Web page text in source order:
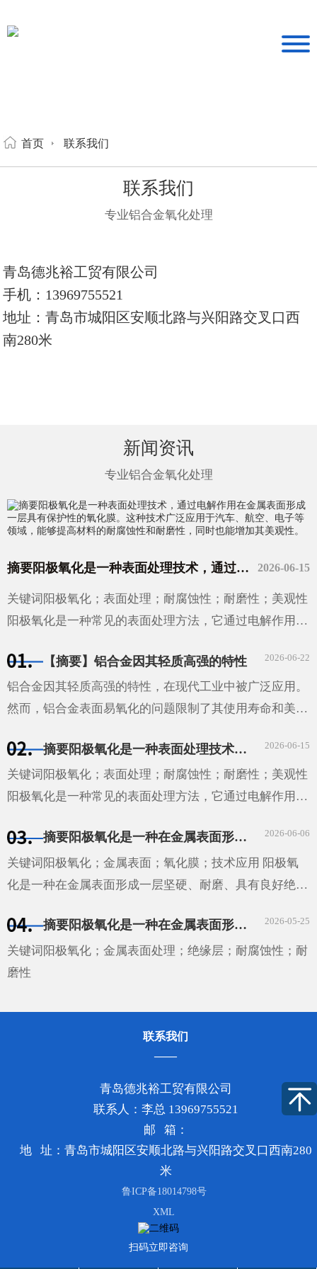
首页 联系我们
联系我们
专业铝合金氧化处理
青岛德兆裕工贸有限公司
手机：13969755521
地址：青岛市城阳区安顺北路与兴阳路交叉口西
南280米
新闻资讯
专业铝合金氧化处理
2026-06-15
摘要阳极氧化是一种表面处理技术，通过电解作用在金属表面形成一层具有保护性的氧化膜。这种技术广泛应用于汽车、航空、电子等领域，能够提高材料的耐腐蚀性和耐磨性，同时也能增加其美观性。
关键词阳极氧化；表面处理；耐腐蚀性；耐磨性；美观性
阳极氧化是一种常见的表面处理方法，它通过电解作用在
够提高材料···
2026-06-22
【摘要】铝合金因其轻质高强的特性
铝合金因其轻质高强的特性，在现代工业中被广泛应用。
然而，铝合金表面易氧化的问题限制了其使用寿命和美观
减缓氧化的方法。通过实验研究，我们发现温度、湿度和
···
2026-06-15
摘要阳极氧化是一种表面处理技术，通过电解作用在金属表面形成一层具有保护性的氧化膜。这种技术广泛应用于汽车、航空、电子等领域，能够提高材料的耐腐蚀性和耐磨性，同时也能增加其美观性。
关键词阳极氧化；表面处理；耐腐蚀性；耐磨性；美观性
阳极氧化是一种常见的表面处理方法，它通过电解作用在
够提高材料的耐腐蚀性和耐磨性，还能增加其美观性。
···
2026-06-06
摘要阳极氧化是一种在金属表面形成一层坚硬、耐磨、具有良好绝缘性能的氧化膜的技术。这种技术广泛应用于汽车、航空、电子等领域，为这些领域的发展提供了重要的技术支持。
关键词阳极氧化；金属表面；氧化膜；技术应用 阳极氧
化是一种在金属表面形成一层坚硬、耐磨、具有良好绝缘
电子等领域，为这些领域的发展提供了重要的技术支持。
···
2026-05-25
摘要阳极氧化是一种在金属表面形成一层坚硬、耐磨和具有良好绝缘性的膜的工艺。它通过将金属或合金置于电解液中，并在其表面施加电压来实现。这种技术广泛应用于汽车、航空、电子和建筑等领域。
关键词阳极氧化；金属表面处理；绝缘层；耐腐蚀性；耐
磨性
联系我们
青岛德兆裕工贸有限公司
联系人：李总 13969755521
邮 箱：
地 址：青岛市城阳区安顺北路与兴阳路交叉口西南280
米
鲁ICP备18014798号
XML
扫码立即咨询